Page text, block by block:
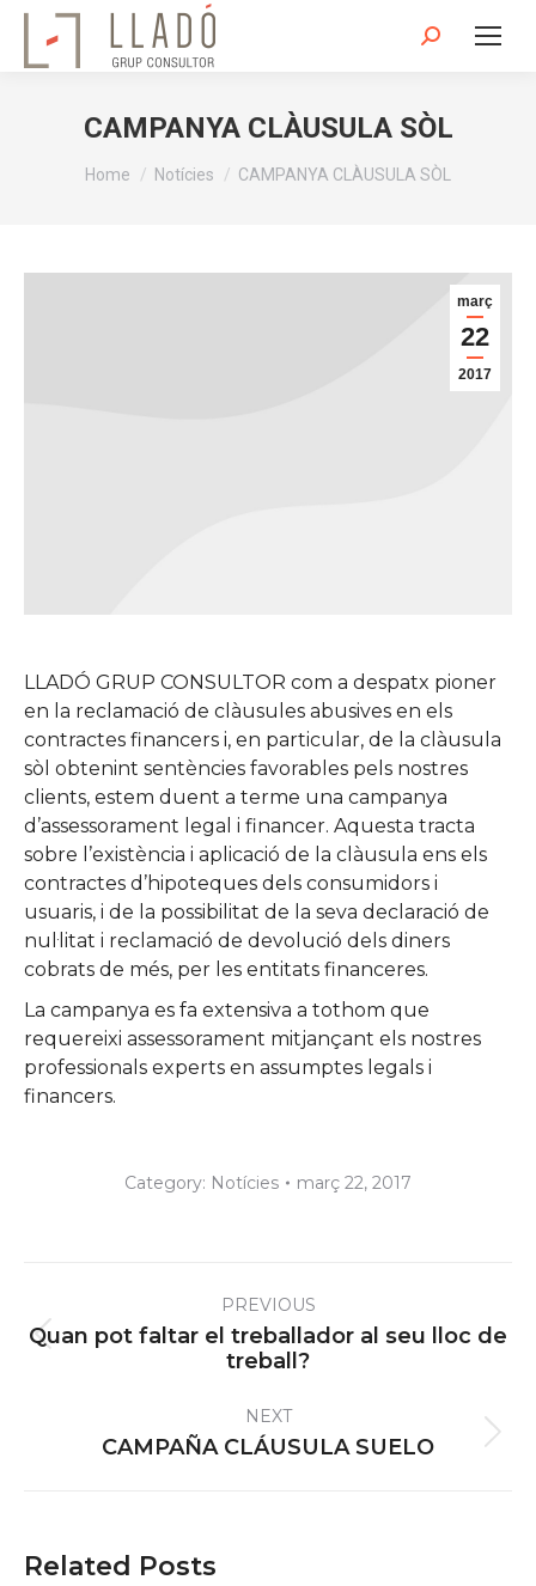
Search:
CAMPANYA CLÀUSULA SÒL
You are here:
Home Notícies CAMPANYA CLÀUSULA SÒL
març
22
2017
LLADÓ GRUP CONSULTOR com a despatx pioner
en la reclamació de clàusules abusives en els
contractes financers i, en particular, de la clàusula
sòl obtenint sentències favorables pels nostres
clients, estem duent a terme una campanya
d’assessorament legal i financer. Aquesta tracta
sobre l’existència i aplicació de la clàusula ens els
contractes d’hipoteques dels consumidors i
usuaris, i de la possibilitat de la seva declaració de
nul·litat i reclamació de devolució dels diners
cobrats de més, per les entitats financeres.
La campanya es fa extensiva a tothom que
requereixi assessorament mitjançant els nostres
professionals experts en assumptes legals i
financers.
Category: Notícies març 22, 2017
navigationPREVIOUS
Previous
post:
Quan pot faltar el treballador al seu lloc de
treball?
NEXT
Next
CAMPAÑA CLÁUSULA SUELO
Related Posts